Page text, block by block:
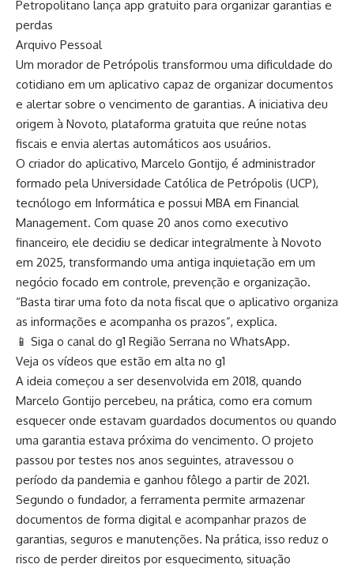
Petropolitano lança app gratuito para organizar garantias e
perdas
Arquivo Pessoal
Um morador de Petrópolis transformou uma dificuldade do
cotidiano em um aplicativo capaz de organizar documentos
e alertar sobre o vencimento de garantias. A iniciativa deu
origem à Novoto, plataforma gratuita que reúne notas
fiscais e envia alertas automáticos aos usuários.
O criador do aplicativo, Marcelo Gontijo, é administrador
formado pela Universidade Católica de Petrópolis (UCP),
tecnólogo em Informática e possui MBA em Financial
Management. Com quase 20 anos como executivo
financeiro, ele decidiu se dedicar integralmente à Novoto
em 2025, transformando uma antiga inquietação em um
negócio focado em controle, prevenção e organização.
“Basta tirar uma foto da nota fiscal que o aplicativo organiza
as informações e acompanha os prazos”, explica.
📱 Siga o canal do g1 Região Serrana no WhatsApp.
Veja os vídeos que estão em alta no g1
A ideia começou a ser desenvolvida em 2018, quando
Marcelo Gontijo percebeu, na prática, como era comum
esquecer onde estavam guardados documentos ou quando
uma garantia estava próxima do vencimento. O projeto
passou por testes nos anos seguintes, atravessou o
período da pandemia e ganhou fôlego a partir de 2021.
Segundo o fundador, a ferramenta permite armazenar
documentos de forma digital e acompanhar prazos de
garantias, seguros e manutenções. Na prática, isso reduz o
risco de perder direitos por esquecimento, situação